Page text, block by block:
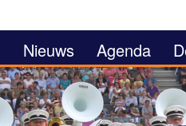
en
gaan
Nieuws Agenda